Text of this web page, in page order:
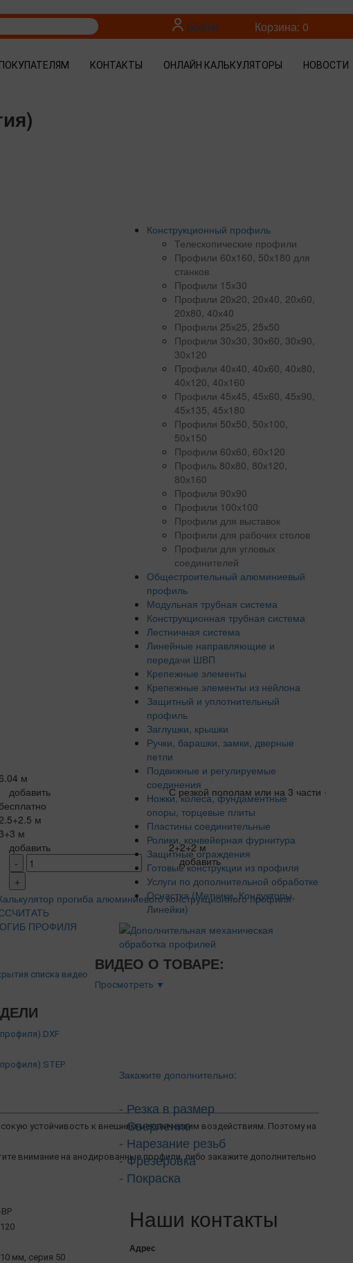
Войти Корзина: 0
ПОКУПАТЕЛЯМ КОНТАКТЫ ОНЛАЙН КАЛЬКУЛЯТОРЫ НОВОСТИ
м
добавить
С резкой пополам или на 3 части ·
бесплатно
2.5+2.5 м
м
добавить
2+2+2 м
-
+
добавить
ПРОФИЛЯ
ВИДЕО О ТОВАРЕ:
Просмотреть ▼
устойчивость к внешним механическим воздействиям. Поэтому на
внимание на анодированные профили, либо закажите дополнительно
мм, серия 50
Конструкционный профиль
Телескопические профили
Профили 60х160, 50х180 для
станков
Профили 15х30
Профили 20х20, 20х40, 20х60,
20x80, 40х40
Профили 25х25, 25х50
Профили 30х30, 30х60, 30х90,
30х120
Профили 40х40, 40х60, 40х80,
40х120, 40х160
Профили 45х45, 45х60, 45х90,
45х135, 45х180
Профили 50х50, 50х100,
50х150
Профили 60х60, 60х120
Профиль 80х80, 80х120,
80х160
Профили 90х90
Профили 100х100
Профили для выставок
Профили для рабочих столов
Профили для угловых
соединителей
Общестроительный алюминиевый
профиль
Модульная трубная система
Конструкционная трубная система
Лестничная система
Линейные направляющие и
передачи ШВП
Крепежные элементы
Крепежные элементы из нейлона
Защитный и уплотнительный
профиль
Заглушки, крышки
Ручки, барашки, замки, дверные
петли
Подвижные и регулируемые
соединения
Ножки, колеса, фундаментные
опоры, торцевые плиты
Пластины соединительные
Ролики, конвейерная фурнитура
Защитные ограждения
Готовые конструкции из профиля
Услуги по дополнительной обработке
Оснастка (Метчики, Кондукторы,
Линейки)
Закажите дополнительно:
- Резка в размер
- Сверление
- Нарезание резьб
- Фрезеровка
- Покраска
Наши контакты
Адрес